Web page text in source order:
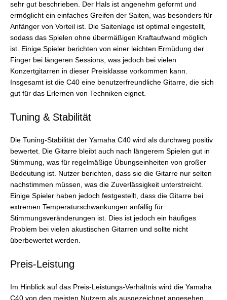
sehr gut beschrieben. Der Hals ist angenehm geformt und
ermöglicht ein einfaches Greifen der Saiten, was besonders für
Anfänger von Vorteil ist. Die Saitenlage ist optimal eingestellt,
sodass das Spielen ohne übermäßigen Kraftaufwand möglich
ist. Einige Spieler berichten von einer leichten Ermüdung der
Finger bei längeren Sessions, was jedoch bei vielen
Konzertgitarren in dieser Preisklasse vorkommen kann.
Insgesamt ist die C40 eine benutzerfreundliche Gitarre, die sich
gut für das Erlernen von Techniken eignet.
Tuning & Stabilität
Die Tuning-Stabilität der Yamaha C40 wird als durchweg positiv
bewertet. Die Gitarre bleibt auch nach längerem Spielen gut in
Stimmung, was für regelmäßige Übungseinheiten von großer
Bedeutung ist. Nutzer berichten, dass sie die Gitarre nur selten
nachstimmen müssen, was die Zuverlässigkeit unterstreicht.
Einige Spieler haben jedoch festgestellt, dass die Gitarre bei
extremen Temperaturschwankungen anfällig für
Stimmungsveränderungen ist. Dies ist jedoch ein häufiges
Problem bei vielen akustischen Gitarren und sollte nicht
überbewertet werden.
Preis-Leistung
Im Hinblick auf das Preis-Leistungs-Verhältnis wird die Yamaha
C40 von den meisten Nutzern als ausgezeichnet angesehen.